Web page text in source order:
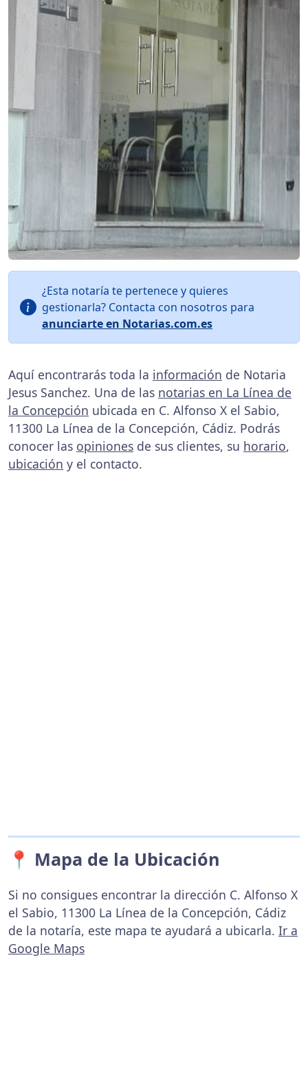
¿Esta notaría te pertenece y quieres
gestionarla? Contacta con nosotros para
anunciarte en Notarias.com.es
Aquí encontrarás toda la información de Notaria
Jesus Sanchez. Una de las notarias en La Línea de
la Concepción ubicada en C. Alfonso X el Sabio,
11300 La Línea de la Concepción, Cádiz. Podrás
conocer las opiniones de sus clientes, su horario,
ubicación y el contacto.
📍 Mapa de la Ubicación
Si no consigues encontrar la dirección C. Alfonso X
el Sabio, 11300 La Línea de la Concepción, Cádiz
de la notaría, este mapa te ayudará a ubicarla. Ir a
Google Maps